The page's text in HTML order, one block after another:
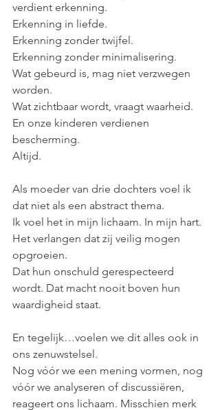
verdient erkenning.
Erkenning in liefde.
Erkenning zonder twijfel.
Erkenning zonder minimalisering.
Wat gebeurd is, mag niet verzwegen
worden.
Wat zichtbaar wordt, vraagt waarheid.
En onze kinderen verdienen
bescherming.
Altijd.
Als moeder van drie dochters voel ik
dat niet als een abstract thema.
Ik voel het in mijn lichaam. In mijn hart.
Het verlangen dat zij veilig mogen
opgroeien.
Dat hun onschuld gerespecteerd
wordt. Dat macht nooit boven hun
waardigheid staat.
En tegelijk…voelen we dit alles ook in
ons zenuwstelsel.
Nog vóór we een mening vormen, nog
vóór we analyseren of discussiëren,
reageert ons lichaam. Misschien merk